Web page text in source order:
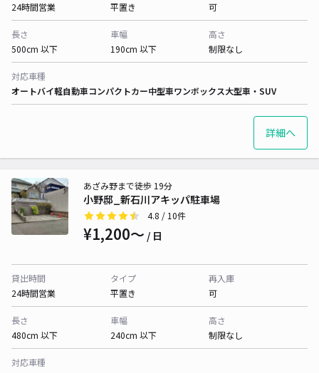
24時間営業
平置き
可
長さ
500cm 以下
車幅
190cm 以下
高さ
制限なし
対応車種
オートバイ軽自動車コンパクトカー中型車ワンボックス大型車・SUV
詳細へ
小野邸_新石川アキッパ駐車場
あざみ野まで徒歩 19分
4.8 / 10件
¥1,200〜 / 日
貸出時間
24時間営業
タイプ
平置き
再入庫
可
長さ
480cm 以下
車幅
240cm 以下
高さ
制限なし
対応車種